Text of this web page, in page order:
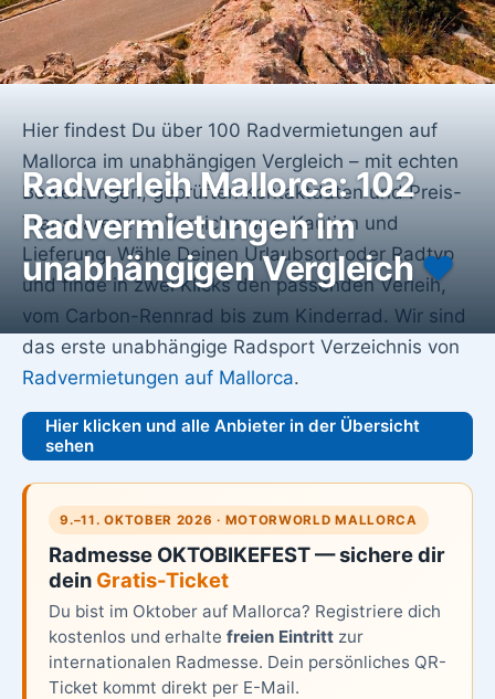
Radverleih Mallorca: 102
Radvermietungen im
unabhängigen Vergleich♥️
Hier findest Du über 100 Radvermietungen auf
Mallorca im unabhängigen Vergleich – mit echten
Bewertungen, geprüften Kontaktdaten und Preis-
Transparenz zu Versicherung, Kaution und
Lieferung. Wähle Deinen Urlaubsort oder Radtyp
und finde in zwei Klicks den passenden Verleih,
vom Carbon-Rennrad bis zum Kinderrad. Wir sind
das erste unabhängige Radsport Verzeichnis von
Radvermietungen auf Mallorca.
Hier klicken und alle Anbieter in der Übersicht
sehen
9.–11. OKTOBER 2026 · MOTORWORLD MALLORCA
Radmesse OKTOBIKEFEST — sichere dir
dein Gratis-Ticket
Du bist im Oktober auf Mallorca? Registriere dich
kostenlos und erhalte freien Eintritt zur
internationalen Radmesse. Dein persönliches QR-
Ticket kommt direkt per E-Mail.